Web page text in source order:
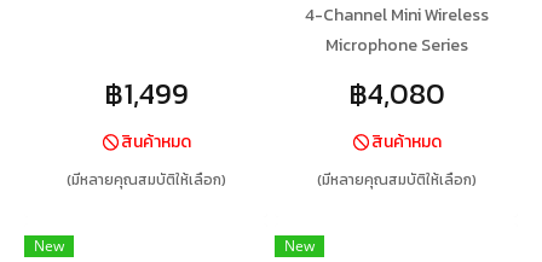
฿1,499
สินค้าหมด
(มีหลายคุณสมบัติให้เลือก)
4-Channel Mini Wireless
Microphone Series
฿4,080
สินค้าหมด
(มีหลายคุณสมบัติให้เลือก)
New New